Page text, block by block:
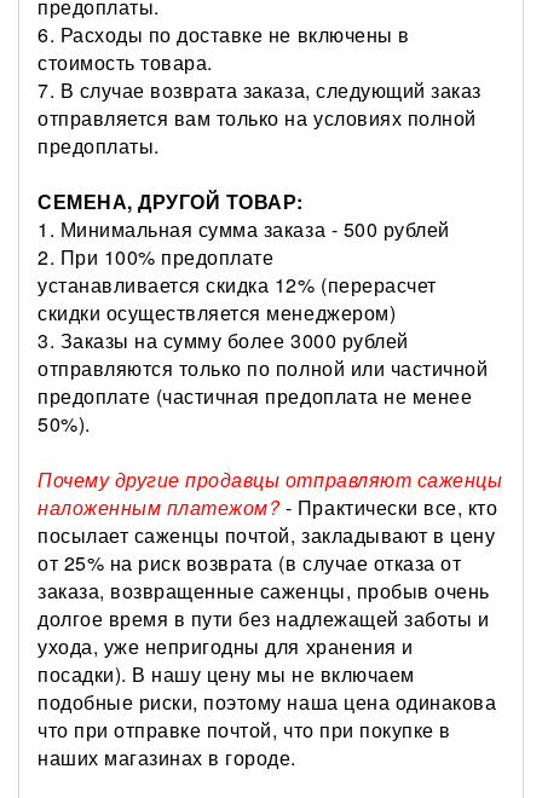
предоплаты.
6. Расходы по доставке не включены в
стоимость товара.
7. В случае возврата заказа, следующий заказ
отправляется вам только на условиях полной
предоплаты.
СЕМЕНА, ДРУГОЙ ТОВАР:
1. Минимальная сумма заказа - 500 рублей
2. При 100% предоплате
устанавливается скидка 12% (перерасчет
скидки осуществляется менеджером)
3. Заказы на сумму более 3000 рублей
отправляются только по полной или частичной
предоплате (частичная предоплата не менее
50%).
Почему другие продавцы отправляют саженцы
наложенным платежом?- Практически все, кто
посылает саженцы почтой, закладывают в цену
от 25% на риск возврата (в случае отказа от
заказа, возвращенные саженцы, пробыв очень
долгое время в пути без надлежащей заботы и
ухода, уже непригодны для хранения и
посадки). В нашу цену мы не включаем
подобные риски, поэтому наша цена одинакова
что при отправке почтой, что при покупке в
наших магазинах в городе.